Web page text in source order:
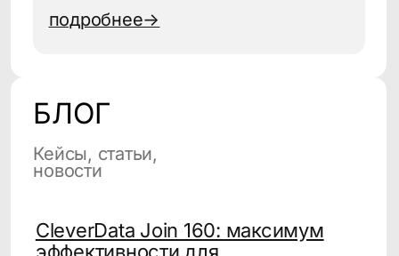
Платформа позволяет
кампании и вовремя
реагировать на поведение
потребителей, что напрямую
влияет на рост продаж.
Какие каналы коммуникации
поддерживает CDP?